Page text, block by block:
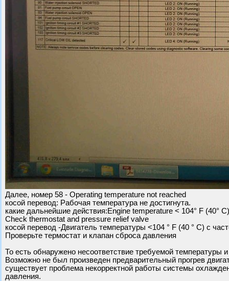
Далее, номер 58 - Operating temperature not reached
косой перевод: Рабочая температура не достигнута.
какие дальнейшие действия:Engine temperature < 104° F (40°
Check thermostat and pressure relief valve
косой перевод -Двигатель температуры <104 ° F (40 ° C) с
Проверьте термостат и клапан сброса давления
То есть обнаружено несоответствие требуемой
Возможно не был произведен предварительный прогрев
существует проблема некорректной работы системы
давления.